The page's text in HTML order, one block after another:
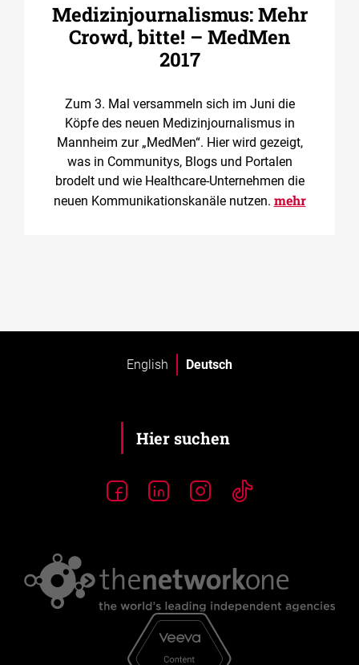
Medizin­journalismus: Mehr
Crowd, bitte! – MedMen
2017
Zum 3. Mal versammeln sich im Juni die
Köpfe des neuen Medizinjournalismus in
Mannheim zur „MedMen“. Hier wird gezeigt,
was in Communitys, Blogs und Portalen
brodelt und wie Healthcare-Unternehmen die
neuen Kommunikationskanäle nutzen. mehr
English Deutsch